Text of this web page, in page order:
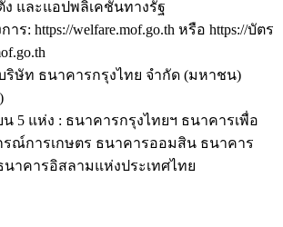
ง และแอปพลิเคชันทางรัฐ
ร: https://welfare.mof.go.th หรือ https://บัตร
ริษัท ธนาคารกรุงไทย จำกัด (มหาชน)
5 แห่ง : ธนาคารกรุงไทยฯ ธนาคารเพื่อ
รณ์การเกษตร ธนาคารออมสิน ธนาคาร
นาคารอิสลามแห่งประเทศไทย